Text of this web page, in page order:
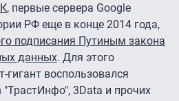
, первые сервера Google
РФ еще в конце 2014 года,
подписания Путиным закона
данных. Для этого
гигант воспользовался
"ТрастИнфо", 3Data и прочих